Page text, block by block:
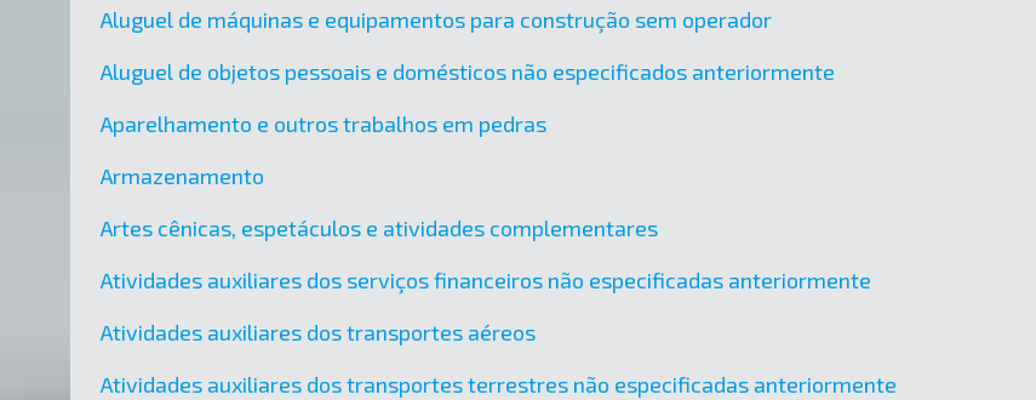
Aluguel de máquinas e equipamentos para construção sem operador
Aluguel de objetos pessoais e domésticos não especificados anteriormente
Aparelhamento e outros trabalhos em pedras
Armazenamento
Artes cênicas, espetáculos e atividades complementares
Atividades auxiliares dos serviços financeiros não especificadas anteriormente
Atividades auxiliares dos transportes aéreos
Atividades auxiliares dos transportes terrestres não especificadas anteriormente